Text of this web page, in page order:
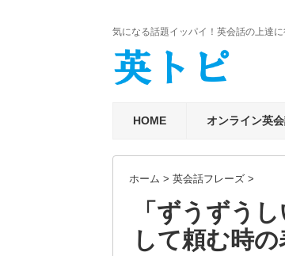
気になる話題イッパイ！英会話の上達
HOME オンライン英
ホーム > 英会話フレーズ >
「ずうずう
して頼む時